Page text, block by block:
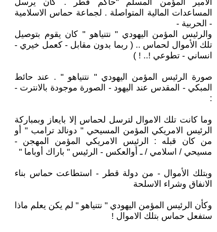
الأمير المؤمن المسلم "حاكم قطر . كان يرسل
المساعدات المالية المتواصلة . لجماعة حماس الاسلامية
- الحربية -
والرئيس المؤمن اليهودي " نتنياهو " كان يقوم بتوصيل
تلك الأموال لحماس .. ( ربما بدون مقابل - كعمل خيري -
انساني - تطوعي !.. ! )
صورة الرئيس المؤمن اليهودي " نتنياهو " . عند حائط
المبكي - المقدس عند اليهود - الصورة موجودة بالانترت -
:
وما كانت تلك الاموال لترسل لحماس إلا بايعاز وبمباركة
الرئيس الامريكي المؤمن المسيحي " دونالد ترامب " أو
من كان قبله : الرئيس الامريكي المؤمن المهجن -
مسيحي / اسلامي / ـ أوالعكس - الرئيس " باراك أوباما "
وبتلك الأموال - من دولة قطر - استطاعت حماس بناء
الانفاق وشراء الاسلحة
وكأن الرئيس المؤمن اليهودي " نتنياهو " لم يكن يعلم ماذا
ستفعل حماس بتلك الاموال !